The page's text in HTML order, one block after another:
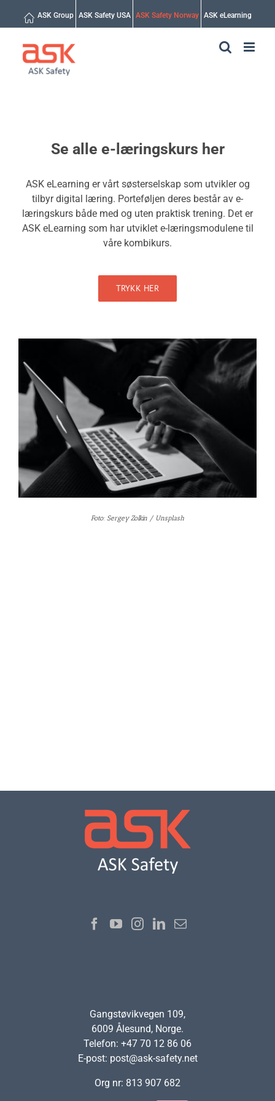
ASK Group ASK Safety USA ASK Safety Norway ASK eLearning
Se alle e-læringskurs her
ASK eLearning er vårt søsterselskap som utvikler og
tilbyr digital læring. Porteføljen deres består av e-
læringskurs både med og uten praktisk trening. Det er
ASK eLearning som har utviklet e-læringsmodulene til
våre kombikurs.
TRYKK HER
Foto: Sergey Zolkin / Unsplash
Gangstøvikvegen 109,
6009 Ålesund, Norge.
Telefon: +47 70 12 86 06
E-post: post@ask-safety.net
Org nr: 813 907 682